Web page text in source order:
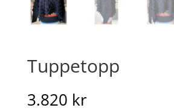
Tuppetopp
3.820 kr